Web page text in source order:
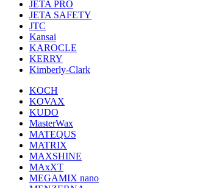
JETA PRO
JETA SAFETY
JTC
Kansai
KAROCLE
KERRY
Kimberly-Clark
KOCH
KOVAX
KUDO
MasterWax
MATEQUS
MATRIX
MAXSHINE
MAxXT
MEGAMIX nano